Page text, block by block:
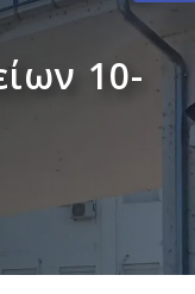
10-